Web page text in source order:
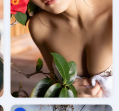
风
尘
逆
风
局
94
万